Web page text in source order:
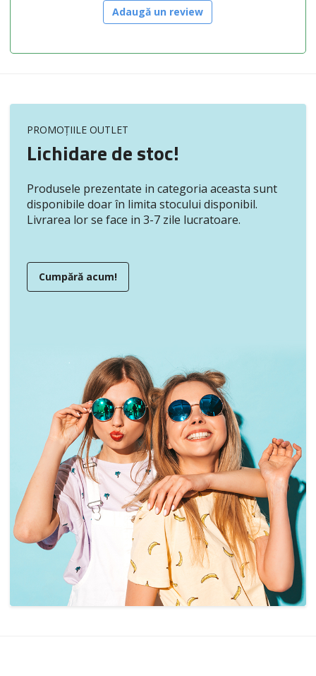
Adaugă un review
PROMOȚIILE OUTLET
Lichidare de stoc!
Produsele prezentate in categoria aceasta sunt
disponibile doar în limita stocului disponibil.
Livrarea lor se face in 3-7 zile lucratoare.
Cumpără acum!